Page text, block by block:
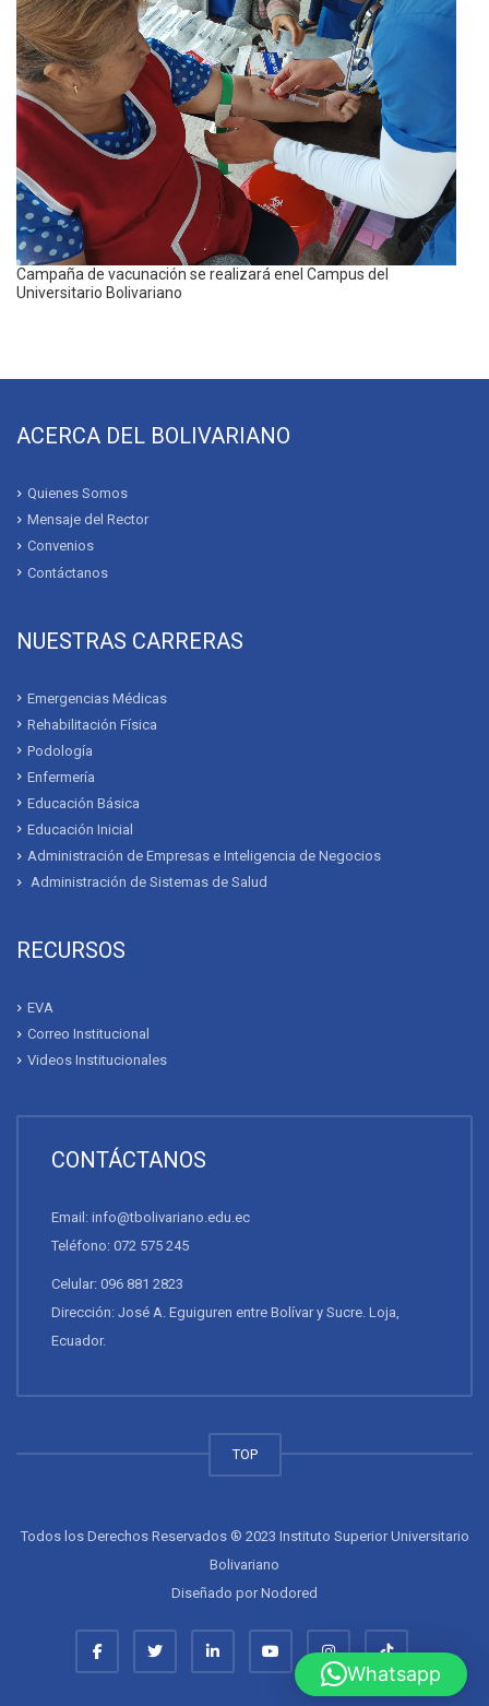
Campaña de vacunación se realizará enel Campus del
Universitario Bolivariano
ACERCA DEL BOLIVARIANO
Quienes Somos
Mensaje del Rector
Convenios
Contáctanos
NUESTRAS CARRERAS
Emergencias Médicas
Rehabilitación Física
Podología
Enfermería
Educación Básica
Educación Inicial
Administración de Empresas e Inteligencia de Negocios
Administración de Sistemas de Salud
RECURSOS
EVA
Correo Institucional
Videos Institucionales
CONTÁCTANOS
Email: info@tbolivariano.edu.ec
Teléfono: 072 575 245
Celular: 096 881 2823
Dirección: José A. Eguiguren entre Bolívar y Sucre. Loja,
Ecuador.
TOP
Todos los Derechos Reservados ® 2023 Instituto Superior Universitario
Bolivariano
Diseñado porNodored
Whatsapp